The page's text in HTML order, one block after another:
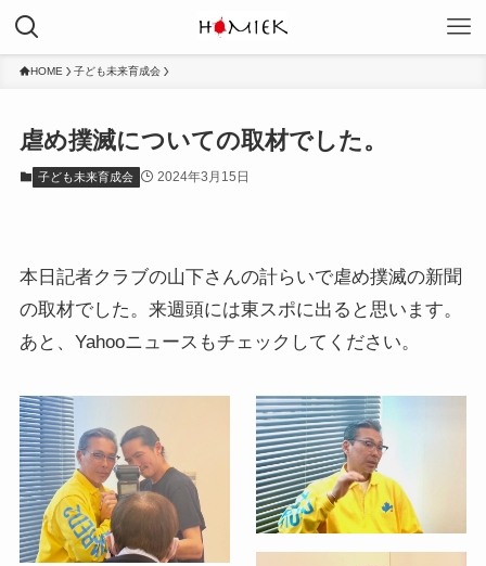
HOME 子ども未来育成会
虐め撲滅についての取材でした。
子ども未来育成会 2024年3月15日
本日記者クラブの山下さんの計らいで虐め撲滅の新聞
の取材でした。来週頭には東スポに出ると思います。
あと、Yahooニュースもチェックしてください。